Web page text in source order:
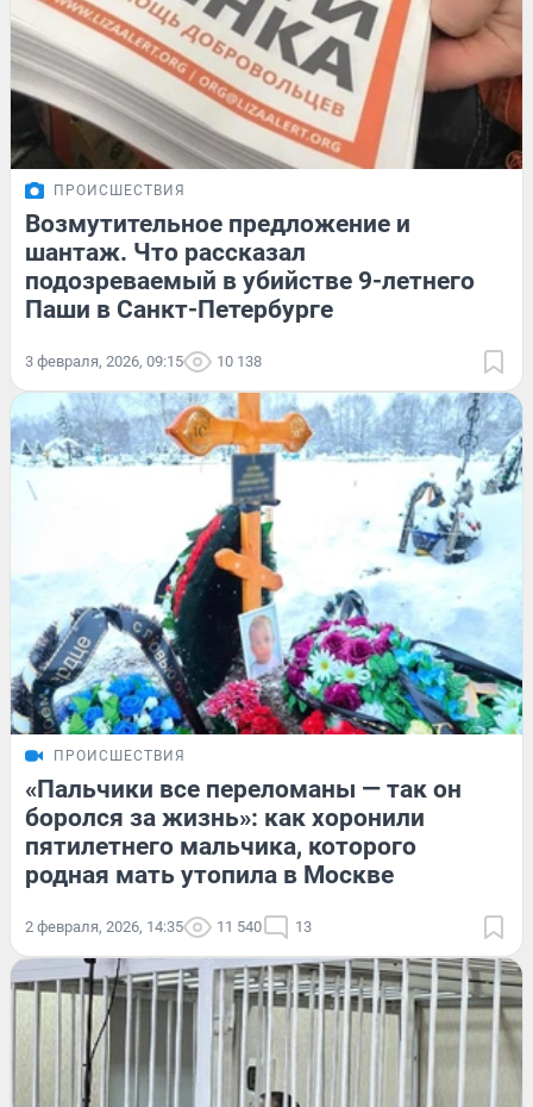
ПРОИСШЕСТВИЯ
Возмутительное предложение и
шантаж. Что рассказал
подозреваемый в убийстве 9-летнего
Паши в Санкт-Петербурге
3 февраля, 2026, 09:15 10 138
ПРОИСШЕСТВИЯ
«Пальчики все переломаны — так он
боролся за жизнь»: как хоронили
пятилетнего мальчика, которого
родная мать утопила в Москве
2 февраля, 2026, 14:35 11 540 13